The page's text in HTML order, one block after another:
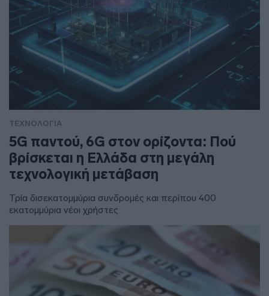
ΤΕΧΝΟΛΟΓΙΑ
5G παντού, 6G στον ορίζοντα: Πού
βρίσκεται η Ελλάδα στη μεγάλη
τεχνολογική μετάβαση
Τρία δισεκατομμύρια συνδρομές και περίπου 400
εκατομμύρια νέοι χρήστες